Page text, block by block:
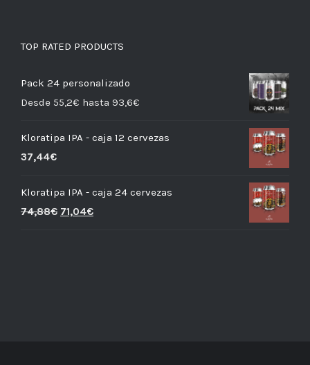
TOP RATED PRODUCTS
Pack 24 personalizado
Desde 55,2€ hasta 93,6€
Kloratipa IPA - caja 12 cervezas
37,44€
Kloratipa IPA - caja 24 cervezas
74,88€ 71,04€